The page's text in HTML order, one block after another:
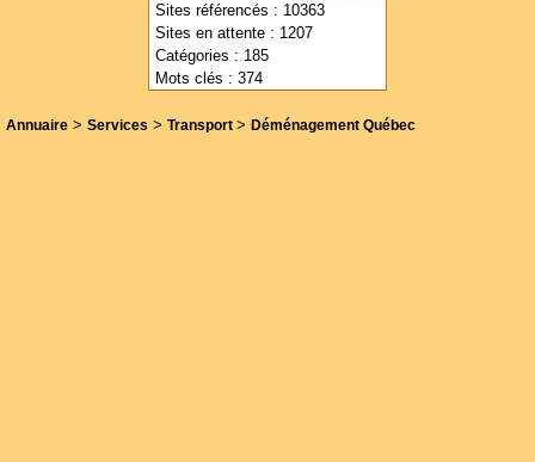
Sites référencés : 10363
Sites en attente : 1207
Catégories : 185
Mots clés : 374
Annuaire > Services > Transport > Déménagement Québec